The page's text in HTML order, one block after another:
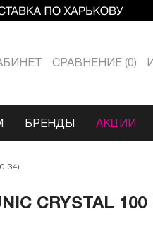
СРАВНЕНИЕ 0
БРЕНДЫ АКЦИИ
34)
CRYSTAL 100